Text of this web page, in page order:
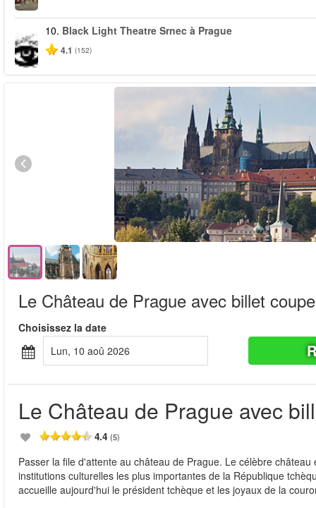
10. Black Light Theatre Srnec à Prague
4.1 (152)
Le Château de Prague avec billet
Choisissez la date
lun, 10 aoû 2026
Le Château de Prague avec
4.4 (5)
Passer la file d'attente au château de Prague. Le célèbre
institutions culturelles les plus importantes de la République
accueille aujourd'hui le président tchèque et les joyaux de la